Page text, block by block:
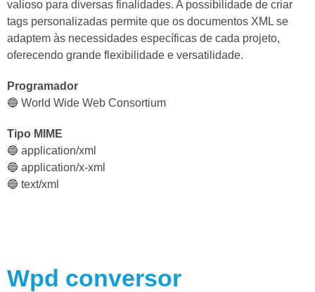
valioso para diversas finalidades. A possibilidade de criar
tags personalizadas permite que os documentos XML se
adaptem às necessidades específicas de cada projeto,
oferecendo grande flexibilidade e versatilidade.
Programador
🔵 World Wide Web Consortium
Tipo MIME
🔵 application/xml
🔵 application/x-xml
🔵 text/xml
Wpd conversor